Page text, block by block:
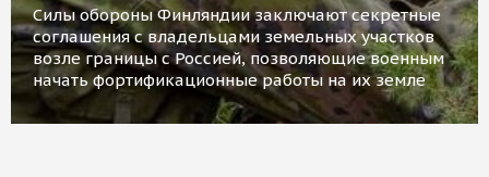
Силы обороны Финляндии заключают секретные
соглашения с владельцами земельных участков
возле границы с Россией, позволяющие военным
начать фортификационные работы на их земле